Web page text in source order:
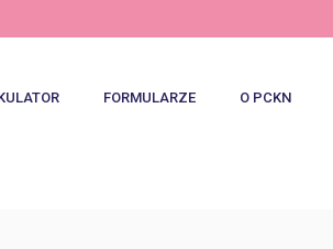
FORMULARZE O PCKN